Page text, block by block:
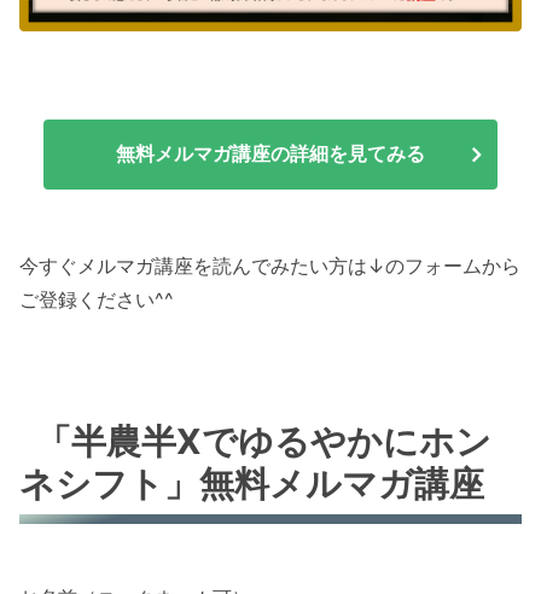
無料メルマガ講座の詳細を見てみる
今すぐメルマガ講座を読んでみたい方は↓のフォームから
ご登録ください^^
「半農半Xでゆるやかにホン
ネシフト」無料メルマガ講座